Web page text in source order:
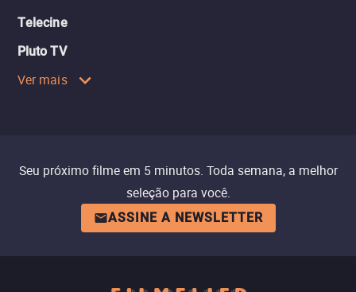
Telecine
Pluto TV
Ver mais
Seu próximo filme em 5 minutos. Toda semana, a melhor
seleção para você.
ASSINE A NEWSLETTER